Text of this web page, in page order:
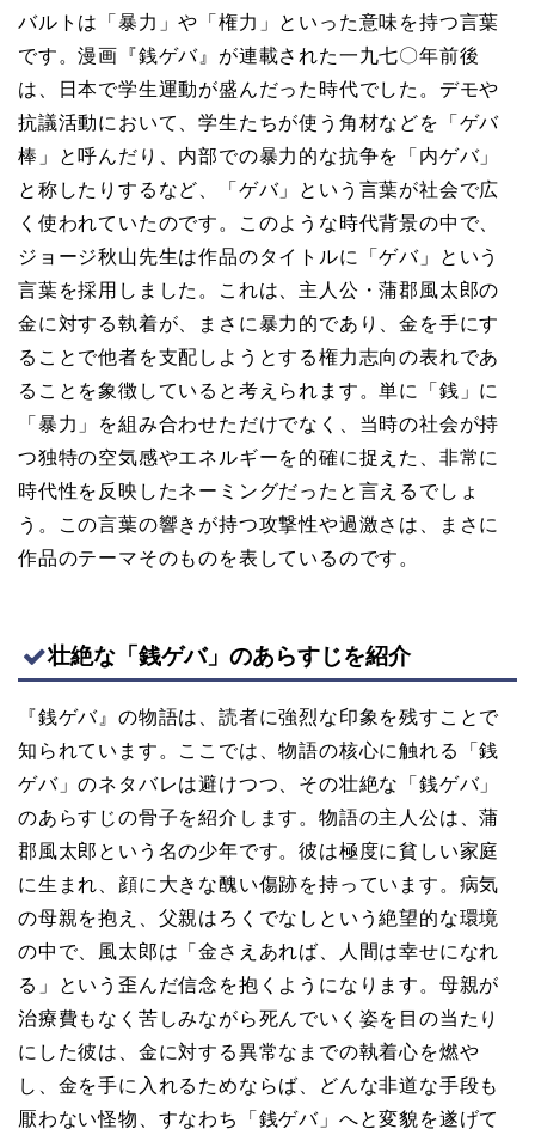
バルトは「暴力」や「権力」といった意味を持つ言葉
です。漫画『銭ゲバ』が連載された一九七〇年前後
は、日本で学生運動が盛んだった時代でした。デモや
抗議活動において、学生たちが使う角材などを「ゲバ
棒」と呼んだり、内部での暴力的な抗争を「内ゲバ」
と称したりするなど、「ゲバ」という言葉が社会で広
く使われていたのです。このような時代背景の中で、
ジョージ秋山先生は作品のタイトルに「ゲバ」という
言葉を採用しました。これは、主人公・蒲郡風太郎の
金に対する執着が、まさに暴力的であり、金を手にす
ることで他者を支配しようとする権力志向の表れであ
ることを象徴していると考えられます。単に「銭」に
「暴力」を組み合わせただけでなく、当時の社会が持
つ独特の空気感やエネルギーを的確に捉えた、非常に
時代性を反映したネーミングだったと言えるでしょ
う。この言葉の響きが持つ攻撃性や過激さは、まさに
作品のテーマそのものを表しているのです。
壮絶な「銭ゲバ」のあらすじを紹介
『銭ゲバ』の物語は、読者に強烈な印象を残すことで
知られています。ここでは、物語の核心に触れる「銭
ゲバ」のネタバレは避けつつ、その壮絶な「銭ゲバ」
のあらすじの骨子を紹介します。物語の主人公は、蒲
郡風太郎という名の少年です。彼は極度に貧しい家庭
に生まれ、顔に大きな醜い傷跡を持っています。病気
の母親を抱え、父親はろくでなしという絶望的な環境
の中で、風太郎は「金さえあれば、人間は幸せになれ
る」という歪んだ信念を抱くようになります。母親が
治療費もなく苦しみながら死んでいく姿を目の当たり
にした彼は、金に対する異常なまでの執着心を燃や
し、金を手に入れるためならば、どんな非道な手段も
厭わない怪物、すなわち「銭ゲバ」へと変貌を遂げて